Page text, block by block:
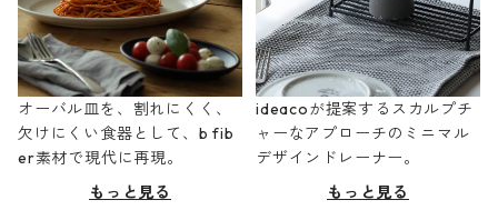
オーバル皿を、割れにくく、
欠けにくい食器として、b fib
er素材で現代に再現。
もっと見る
ideacoが提案するスカルプチ
ャーなアプローチのミニマル
デザインドレーナー。
もっと見る